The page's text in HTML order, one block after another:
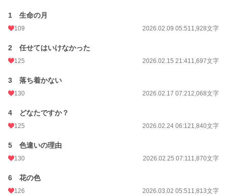
1 生命の月
109 2026.02.09 05:511,928文字
2 任せてはいけなかった
125 2026.02.15 21:411,697文字
3 落ち着かない
130 2026.02.17 07:212,068文字
4 どなたですか？
125 2026.02.24 06:121,840文字
5 色違いの理由
130 2026.02.25 07:111,870文字
6 花の色
126 2026.03.02 05:511,813文字